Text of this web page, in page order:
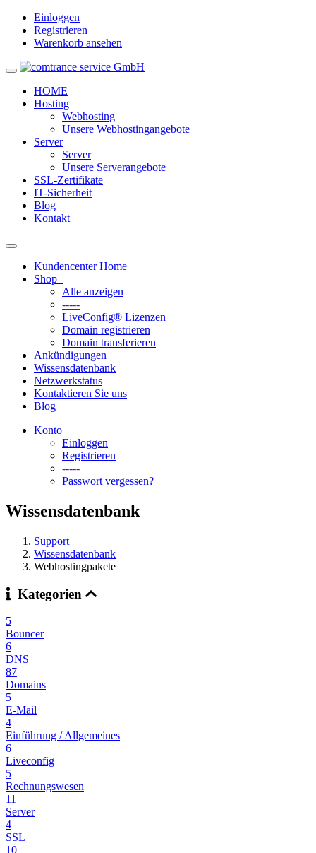
Einloggen
Registrieren
Warenkorb ansehen
Toggle
navigation
HOME
Hosting
Webhosting
Unsere Webhostingangebote
Server
Server
Unsere Serverangebote
SSL-Zertifikate
IT-Sicherheit
Blog
Kontakt
Toggle
navigationKundencenter Home
Shop
Alle anzeigen
-----
LiveConfig® Lizenzen
Domain registrieren
Domain transferieren
Ankündigungen
Wissensdatenbank
Netzwerkstatus
Kontaktieren Sie uns
Blog
Konto
Einloggen
Registrieren
-----
Passwort vergessen?
Wissensdatenbank
Support
Wissensdatenbank
Webhostingpakete
Kategorien
5
Bouncer
6
DNS
87
Domains
5
E-Mail
4
Einführung / Allgemeines
6
Liveconfig
5
Rechnungswesen
11
Server
4
SSL
10